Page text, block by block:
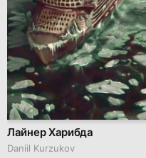
Лайнер Харибда
Daniil Kurzukov